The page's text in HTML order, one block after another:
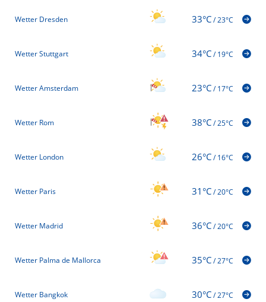
Wetter Dresden 33°C/23°C
Wetter Stuttgart 34°C/19°C
Wetter Amsterdam 23°C/17°C
Wetter Rom 38°C/25°C
Wetter London 26°C/16°C
Wetter Paris 31°C/20°C
Wetter Madrid 36°C/20°C
Wetter Palma de Mallorca 35°C/27°C
Wetter Bangkok 30°C/27°C